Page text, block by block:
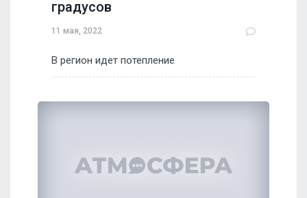
градусов
11 мая, 2022
В регион идет потепление